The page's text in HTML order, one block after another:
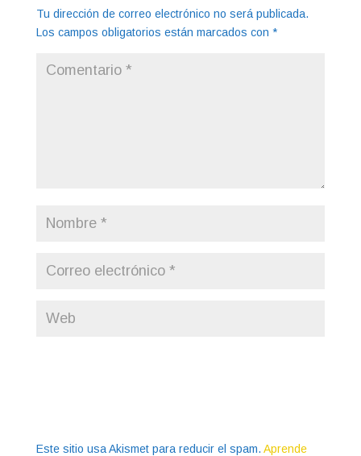
Tu dirección de correo electrónico no será publicada.
Los campos obligatorios están marcados con *
Este sitio usa Akismet para reducir el spam. Aprende